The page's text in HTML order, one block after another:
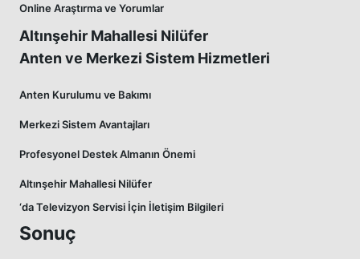
Online Araştırma ve Yorumlar
Altınşehir Mahallesi Nilüfer
Anten ve Merkezi Sistem Hizmetleri
Anten Kurulumu ve Bakımı
Merkezi Sistem Avantajları
Profesyonel Destek Almanın Önemi
Altınşehir Mahallesi Nilüfer
‘da Televizyon Servisi İçin İletişim Bilgileri
Sonuç